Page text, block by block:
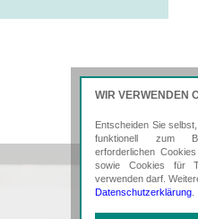
WIR VERWENDEN
Entscheiden Sie
funktionell zum
erforderlichen
sowie Cookies für
verwenden darf.
Datenschutzerklärung